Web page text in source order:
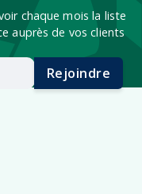
chaque mois la liste
auprès de vos clients
Rejoindre